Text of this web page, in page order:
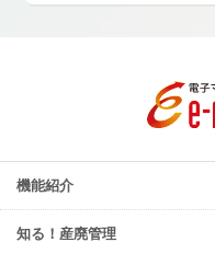
機能紹介
知る！産廃管理